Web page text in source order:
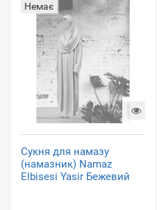
Немає
Сукня для намазу
(намазник) Namaz
Elbisesi Yasir Бежевий